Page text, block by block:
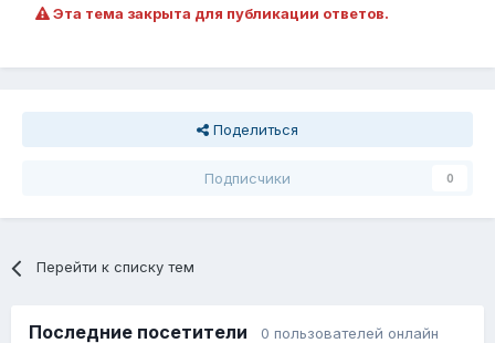
Эта тема закрыта для публикации ответов.
Поделиться
Подписчики 0
Перейти к списку тем
Последние посетители 0 пользователей онлайн